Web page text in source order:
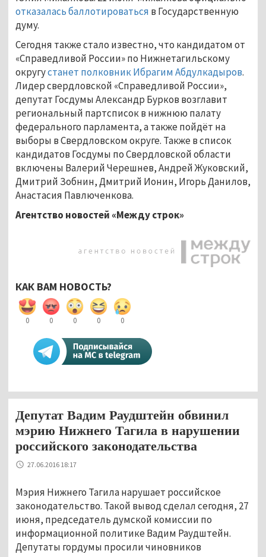
отказалась баллотироваться в Государственную
думу.
Сегодня также стало известно, что кандидатом от
«Справедливой России» по Нижнетагильскому
округустанет полковник Ибрагим Абдулкадыров.
Лидер свердловской «Справедливой России»,
депутат Госдумы Александр Бурков возглавит
региональный партсписок в нижнюю палату
федерального парламента, а также пойдёт на
выборы в Свердловском округе. Также в список
кандидатов Госдумы по Свердловской области
включены Валерий Черешнев, Андрей Жуковский,
Дмитрий Зобнин, Дмитрий Ионин, Игорь Данилов,
Анастасия Павлюченкова.
Агентство новостей «Между строк»
КАК ВАМ НОВОСТЬ?
0 0 0 0 0
Депутат Вадим Раудштейн обвинил
мэрию Нижнего Тагила в нарушении
российского законодательства
27.06.2016 18:17
Мэрия Нижнего Тагила нарушает российское
законодательство. Такой вывод сделал сегодня, 27
июня, председатель думской комиссии по
информационной политике Вадим Раудштейн.
Депутаты гордумы просили чиновников